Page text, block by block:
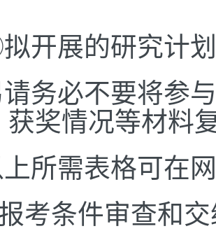
开展的研究计
务必不要将参
获奖情况等材料
上所需表格可在
考条件审查和